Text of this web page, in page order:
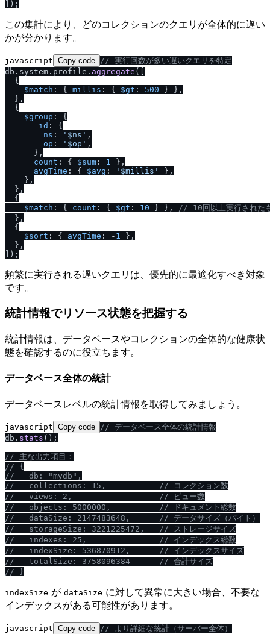
この集計により、どのコレクションのクエリが全体的に遅い
かが分かります。
javascript Copy code / / 実行回数が多い遅いクエリを特定
db. system . profile . aggregate ([
  {
$match : { millis : { $gt : 500 } },
  },
  {
$group : {
_id : {
ns : '$ns' ,
op : '$op' ,
      },
count : { $sum : 1
},
avgTime : { $avg : '$millis'
},
    },
  },
  {
$match : { count : { $gt : 10 } }, / / 10回以上実行された
  },
  {
$sort : { avgTime : - 1
},
  },
頻繁に実行される遅いクエリは、優先的に最適化すべき対象
です。
統計情報でリソース状態を把握する
統計情報は、データベースやコレクションの全体的な健康状
態を確認するのに役立ちます。
データベース全体の統計
データベースレベルの統計情報を取得してみましょう。
javascript Copy code // データベース全体の統計情報
db. stats ();
// 主な出力項目：
// {
//
   db: "mydb",
//
   collections: 15,
// コレクション数
//
   views: 2,
// ビュー数
//
   objects: 5000000,
// ドキュメント総数
//
   dataSize: 2147483648,
// データサイズ（バイト）
//
   storageSize: 3221225472,
// ストレージサイズ
//
   indexes: 25,
// インデックス総数
//
   indexSize: 536870912,
// インデックスサイズ
//
   totalSize: 3758096384
// 合計サイズ
// }
indexSize が dataSize に対して異常に大きい場合、不要な
インデックスがある可能性があります。
javascript Copy code // より詳細な統計（サーバー全体）